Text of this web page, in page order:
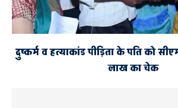
दुष्कर्म व हत्याकांड पीड़िता के पति को
लाख का चेक